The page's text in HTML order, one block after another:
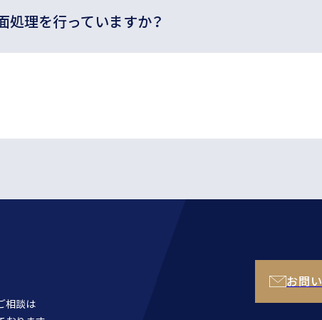
処理を行っていますか？
相談は
お問